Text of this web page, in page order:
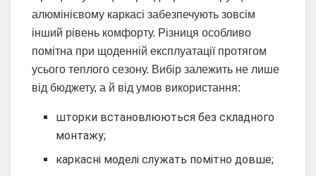
алюмінієвому каркасі забезпечують зовсім
інший рівень комфорту. Різниця особливо
помітна при щоденній експлуатації протягом
усього теплого сезону. Вибір залежить не лише
від бюджету, а й від умов використання:
шторки встановлюються без складного
монтажу;
каркасні моделі служать помітно довше;